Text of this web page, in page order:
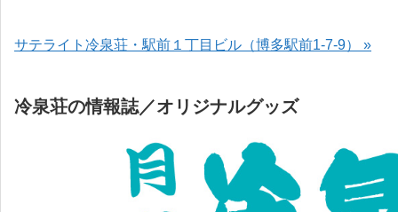
サテライト冷泉荘・駅前１丁目ビル（博多駅前1-7-9） »
冷泉荘の情報誌／オリジナルグッズ